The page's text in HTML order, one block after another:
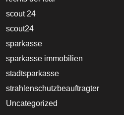
scout 24
scout24
sparkasse
sparkasse immobilien
stadtsparkasse
strahlenschutzbeauftragter
Uncategorized